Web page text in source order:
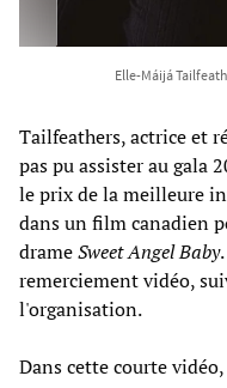
Elle-Máijá
Tailfeathers, actrice et
pas pu assister au gala
le prix de la meilleure
dans un film canadien
drameSweet Angel Baby
remerciement vidéo,
l'organisation.
Dans cette courte